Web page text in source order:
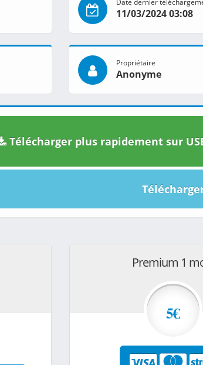
Date dernier
11/03/2024 03:08
Propriétaire
Anonyme
Télécharger plus rapidement sur
Premium 1
5€